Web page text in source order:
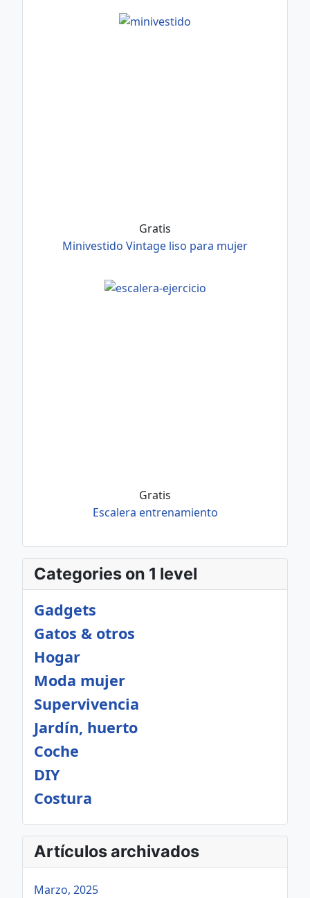
Gratis
Minivestido Vintage liso para mujer
Gratis
Escalera entrenamiento
Categories on 1 level
Gadgets
Gatos & otros
Hogar
Moda mujer
Supervivencia
Jardín, huerto
Coche
DIY
Costura
Artículos archivados
Marzo, 2025